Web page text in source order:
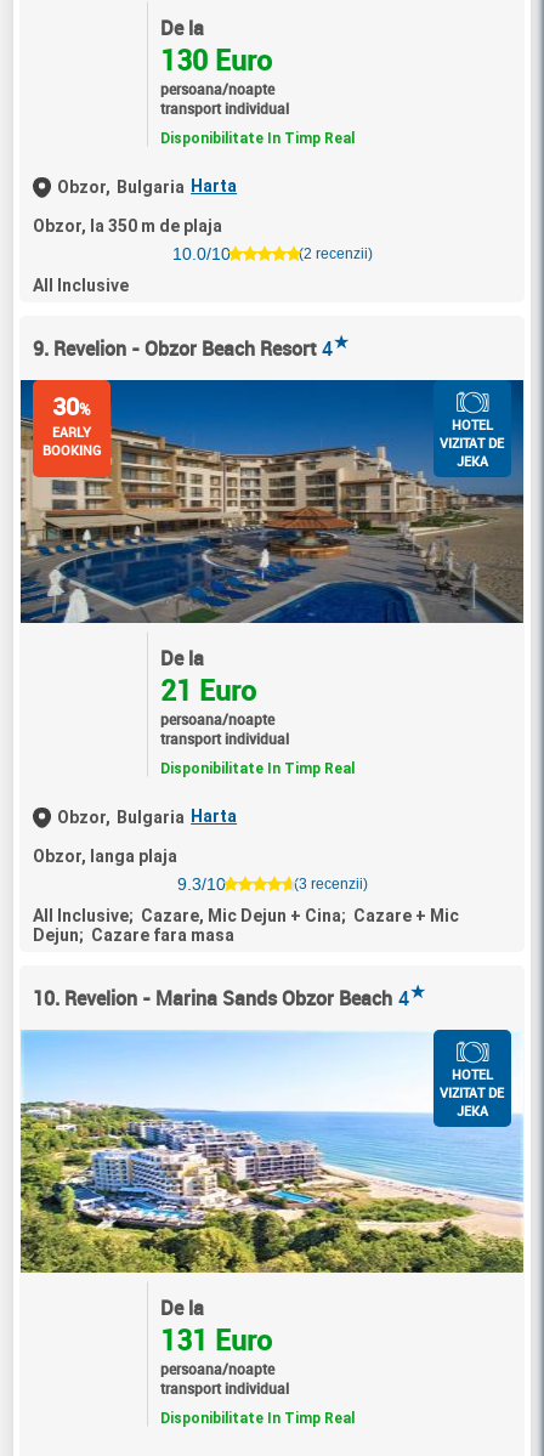
De la
130 Euro
persoana/noapte
transport individual
Disponibilitate In Timp Real
Obzor, Bulgaria Harta
Obzor, la 350 m de plaja
10.0/10
(2 recenzii)
All Inclusive
9. Revelion - Obzor Beach Resort 4★
30%
EARLY
BOOKING
HOTEL
VIZITAT DE
JEKA
De la
21 Euro
persoana/noapte
transport individual
Disponibilitate In Timp Real
Obzor, Bulgaria Harta
Obzor, langa plaja
9.3/10
(3 recenzii)
All Inclusive; Cazare, Mic Dejun + Cina; Cazare + Mic
Dejun; Cazare fara masa
10. Revelion - Marina Sands Obzor Beach 4★
HOTEL
VIZITAT DE
JEKA
De la
131 Euro
persoana/noapte
transport individual
Disponibilitate In Timp Real